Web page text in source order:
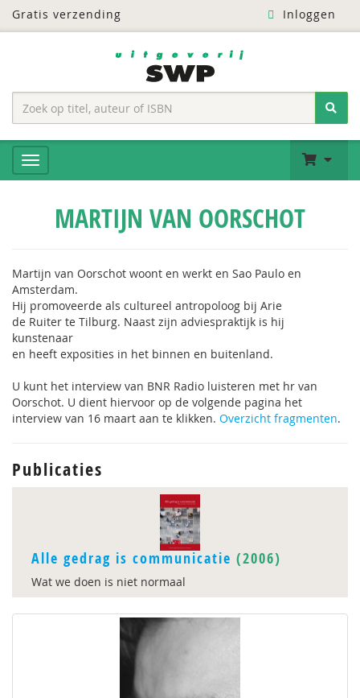
Gratis verzending Inloggen
MARTIJN VAN OORSCHOT
Martijn van Oorschot woont en werkt en Sao Paulo en
Amsterdam.
Hij promoveerde als cultureel antropoloog bij Arie
de Ruiter te Tilburg. Naast zijn adviespraktijk is hij
kunstenaar
en heeft exposities in het binnen en buitenland.
U kunt het interview van BNR Radio luisteren met hr van
Oorschot. U dient hiervoor op de volgende pagina het
interview van 16 maart aan te klikken. Overzicht fragmenten.
Publicaties
Alle gedrag is communicatie (2006)
Wat we doen is niet normaal